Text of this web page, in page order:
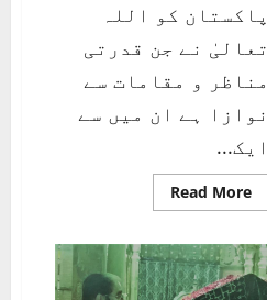
پاکستان کو اللہ
تعالیٰ نے جن قدرتی
مناظر و مقامات سے
نوازا ہے ان میں سے
ایک...
Read More
more
پریشان
خاطر